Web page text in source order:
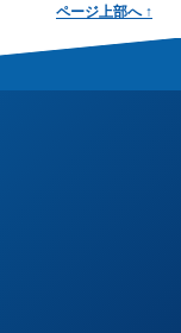
ページ上部へ ↑